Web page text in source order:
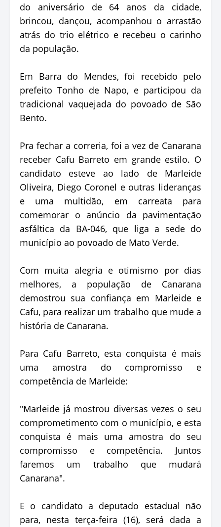
do aniversário de 64 anos da cidade,
brincou, dançou, acompanhou o arrastão
atrás do trio elétrico e recebeu o carinho
da população.
Em Barra do Mendes, foi recebido pelo
prefeito Tonho de Napo, e participou da
tradicional vaquejada do povoado de São
Bento.
Pra fechar a correria, foi a vez de Canarana
receber Cafu Barreto em grande estilo. O
candidato esteve ao lado de Marleide
Oliveira, Diego Coronel e outras lideranças
e uma multidão, em carreata para
comemorar o anúncio da pavimentação
asfáltica da BA-046, que liga a sede do
município ao povoado de Mato Verde.
Com muita alegria e otimismo por dias
melhores, a população de Canarana
demostrou sua confiança em Marleide e
Cafu, para realizar um trabalho que mude a
história de Canarana.
Para Cafu Barreto, esta conquista é mais
uma amostra do compromisso e
competência de Marleide:
"Marleide já mostrou diversas vezes o seu
comprometimento com o município, e esta
conquista é mais uma amostra do seu
compromisso e competência. Juntos
faremos um trabalho que mudará
Canarana".
E o candidato a deputado estadual não
para, nesta terça-feira (16), será dada a